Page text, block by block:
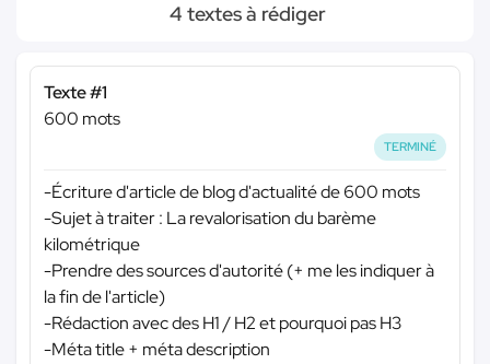
4 textes à rédiger
Texte #1
600 mots
TERMINÉ
-Écriture d'article de blog d'actualité de 600 mots
-Sujet à traiter : La revalorisation du barème
kilométrique
-Prendre des sources d'autorité (+ me les indiquer à
la fin de l'article)
-Rédaction avec des H1 / H2 et pourquoi pas H3
-Méta title + méta description